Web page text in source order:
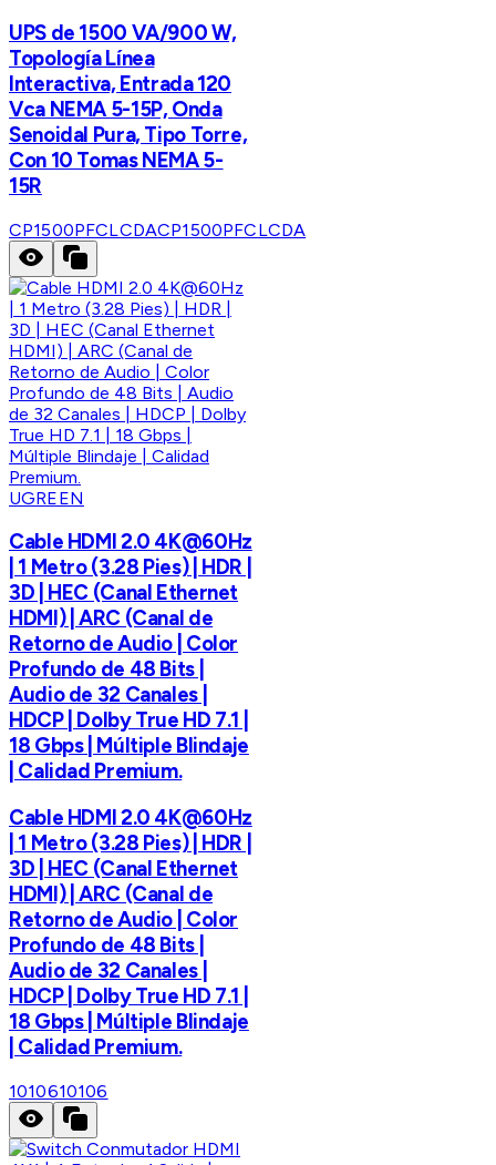
UPS de 1500 VA/900 W,
Topología Línea
Interactiva, Entrada 120
Vca NEMA 5-15P, Onda
Senoidal Pura, Tipo Torre,
Con 10 Tomas NEMA 5-
15R
CP1500PFCLCDACP1500PFCLCDA
UGREEN
Cable HDMI 2.0 4K@60Hz
| 1 Metro (3.28 Pies) | HDR |
3D | HEC (Canal Ethernet
HDMI) | ARC (Canal de
Retorno de Audio | Color
Profundo de 48 Bits |
Audio de 32 Canales |
HDCP | Dolby True HD 7.1 |
18 Gbps | Múltiple Blindaje
| Calidad Premium.
Cable HDMI 2.0 4K@60Hz
| 1 Metro (3.28 Pies) | HDR |
3D | HEC (Canal Ethernet
HDMI) | ARC (Canal de
Retorno de Audio | Color
Profundo de 48 Bits |
Audio de 32 Canales |
HDCP | Dolby True HD 7.1 |
18 Gbps | Múltiple Blindaje
| Calidad Premium.
1010610106